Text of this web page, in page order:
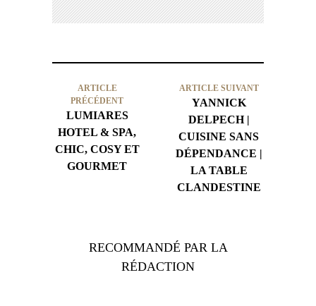
ARTICLE
PRÉCÉDENT
LUMIARES
HOTEL & SPA,
CHIC, COSY ET
GOURMET
ARTICLE SUIVANT
YANNICK
DELPECH |
CUISINE SANS
DÉPENDANCE |
LA TABLE
CLANDESTINE
RECOMMANDÉ PAR LA
RÉDACTION